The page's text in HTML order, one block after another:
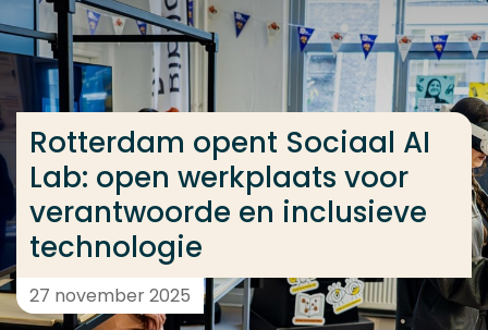
Ga direct naar de content
... > Rotterdam opent Sociaal AI Lab: open
Rotterdam opent Sociaal AI
Lab: open werkplaats voor
verantwoorde en inclusieve
technologie
27 november 2025
Veel gezocht
Opleiding
Contact